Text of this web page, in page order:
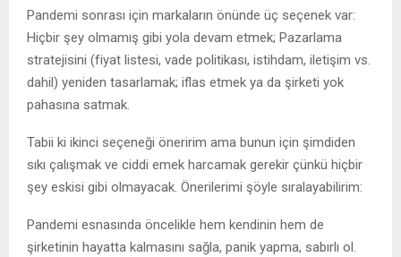
Pandemi sonrası için markaların önünde üç seçenek var:
Hiçbir şey olmamış gibi yola devam etmek; Pazarlama
stratejisini (fiyat listesi, vade politikası, istihdam, iletişim vs.
dahil) yeniden tasarlamak; iflas etmek ya da şirketi yok
pahasına satmak.
Tabii ki ikinci seçeneği öneririm ama bunun için şimdiden
sıkı çalışmak ve ciddi emek harcamak gerekir çünkü hiçbir
şey eskisi gibi olmayacak. Önerilerimi şöyle sıralayabilirim:
Pandemi esnasında öncelikle hem kendinin hem de
şirketinin hayatta kalmasını sağla, panik yapma, sabırlı ol.